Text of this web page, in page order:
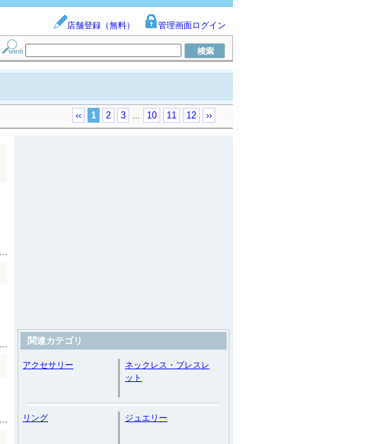
店舗登録（無料） 管理画面ログイン
‹‹ 1 2 3 ... 10 11 12 ››
関連カテゴリ
アクセサリー
ネックレス・ブレスレ
ット
リング ジュエリー